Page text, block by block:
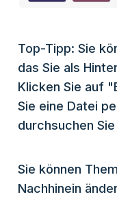
Top-Tipp: Sie
das Sie als
Klicken Sie auf
Sie eine Datei
durchsuchen
Sie können
Nachhinein